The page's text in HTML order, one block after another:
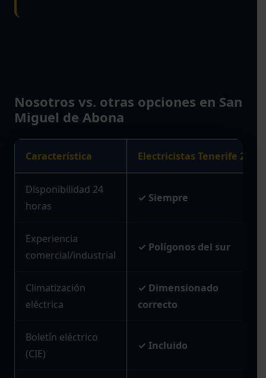
Nosotros vs. otras opciones en San
Miguel de Abona
Característica Electricistas Tenerife 24H
Disponibilidad 24
horas
✓ Siempre
Experiencia
comercial/industrial
✓ Polígonos del sur
Climatización
eléctrica
✓ Dimensionado
correcto
Boletín eléctrico
(CIE)
✓ Incluido